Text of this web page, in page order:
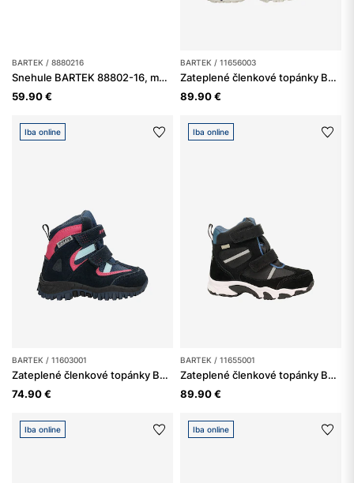
BARTEK / 8880216
Snehule BARTEK 88802-16, modré
59.90 €
BARTEK / 11656003
Zateplené členkové topánky BARTEK 11656003, tmavomodré
89.90 €
Iba online
BARTEK / 11603001
Zateplené členkové topánky BARTEK 11603001, pre dievčatá, tmavomodro-ružové
74.90 €
Iba online
BARTEK / 11655001
Zateplené členkové topánky BARTEK 11655001, čierne
89.90 €
Iba online Iba online